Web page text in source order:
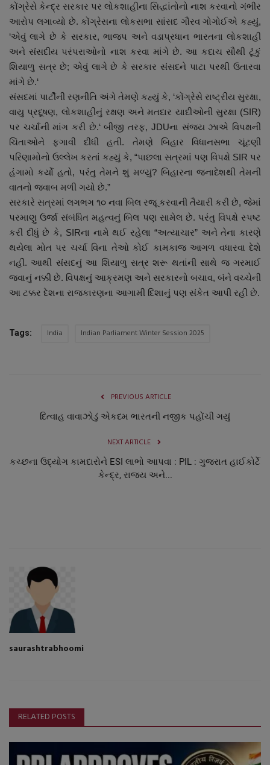
કોંગ્રેસે કેન્દ્ર સરકાર પર લોકશાહીના સિદ્ધાંતોનો નાશ કરવાનો ગંભીર
આરોપ લગાવ્યો છે. કોંગ્રેસના લોકસભા સાંસદ ગૌરવ ગોગોઈએ કહ્યું,
‘એવું લાગે છે કે સરકાર, ભાજપ અને વડાપ્રધાન ભારતના લોકશાહી
અને સંસદીય પરંપરાઓનો નાશ કરવા માંગે છે. આ કદાચ સૌથી ટૂંકું
શિયાળુ સત્ર છે; એવું લાગે છે કે સરકાર સંસદને પાટા પરથી ઉતારવા
માંગે છે.‘
સંસદમાં પાર્ટીની રણનીતિ અંગે તેમણે કહ્યું કે, ‘કોંગ્રેસે રાષ્ટ્રીય સુરક્ષા,
વાયુ પ્રદૂષણ, લોકશાહીનું રક્ષણ અને મતદાર યાદીઓની સુરક્ષા (SIR)
પર ચર્ચાની માંગ કરી છે.‘ બીજી તરફ, JDUના સંજય ઝાએ વિપક્ષની
ચિંતાઓને ફગાવી દીધી હતી. તેમણે બિહાર વિધાનસભા ચૂંટણી
પરિણામોનો ઉલ્લેખ કરતાં કહ્યું કે, “પાછલા સત્રમાં પણ વિપક્ષે SIR પર
હંગામો કર્યો હતો, પરંતુ તેમને શું મળ્યું? બિહારના જનાદેશથી તેમની
વાતનો જવાબ મળી ગયો છે.”
સરકારે સત્રમાં લગભગ ૧૦ નવા બિલ રજૂ કરવાની તૈયારી કરી છે, જેમાં
પરમાણુ ઉર્જા સંબંધિત મહત્વનું બિલ પણ સામેલ છે. પરંતુ વિપક્ષે સ્પષ્ટ
કરી દીધું છે કે, SIRના નામે થઈ રહેલા “અત્યાચાર” અને તેના કારણે
થયેલા મોત પર ચર્ચા વિના તેઓ કોઈ કામકાજ આગળ વધારવા દેશે
નહીં. આથી સંસદનું આ શિયાળુ સત્ર શરૂ થતાંની સાથે જ ગરમાઈ
જવાનું નક્કી છે. વિપક્ષનું આક્રમણ અને સરકારનો બચાવ, બંને વચ્ચેની
આ ટક્કર દેશના રાજકારણના આગામી દિશાનું પણ સંકેત આપી રહી છે.
Tags: India Indian Parliament Winter Session 2025
PREVIOUS ARTICLE
દિત્વાહ વાવાઝોડું એકદમ ભારતની નજીક પહોંચી ગયું
NEXT ARTICLE
કચ્છના ઉદ્યોગ કામદારોને ESI લાભો આપવા : PIL : ગુજરાત હાઈકોર્ટે
કેન્દ્ર, રાજ્ય અને...
saurashtrabhoomi
RELATED POSTS